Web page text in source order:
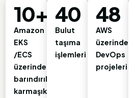
10+
Amazon
EKS
/ECS
üzerinde
barındırılan
karmaşık
40
Bulut
taşıma
işlemleri
48
AWS
üzerinde
DevOps
projeleri